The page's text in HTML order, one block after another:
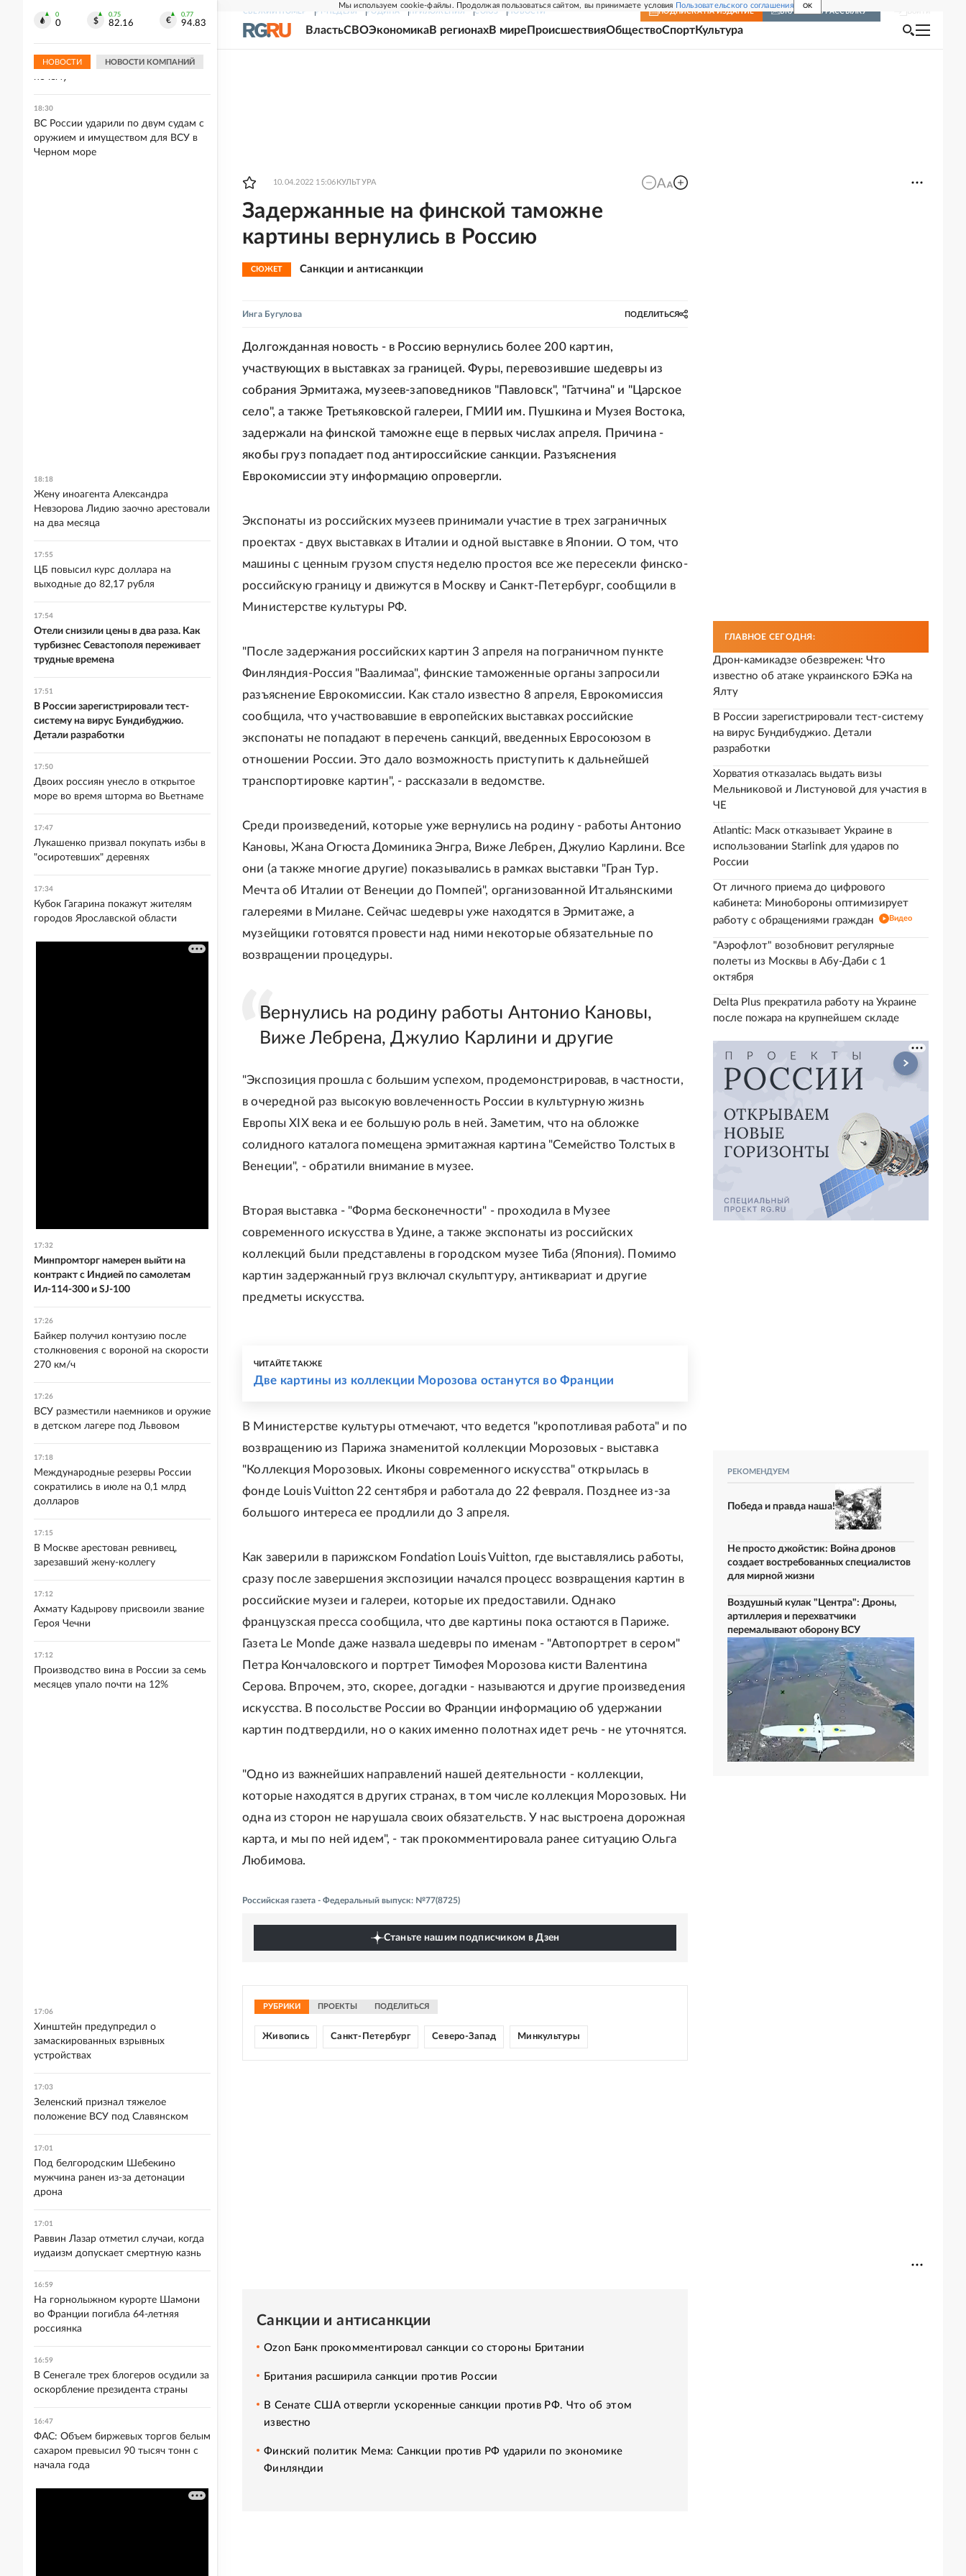
Мы используем cookie-файлы. Продолжая пользоваться сайтом, вы принимаете условия Пользовательского соглашения OK
СВЕЖИЙ НОМЕР РГ-НЕДЕЛЯ РОДИНА ПРИЛОЖЕНИЯ СОЮЗ НОВОСТИ ПОДПИСКА НА ИЗДАНИЕ ВКЛЮЧИТЬ РАССЫЛКУ
ВластьСВОЭкономикаВ регионахВ мире ПроисшествияОбществоСпортКультура
10.04.2022 15:06 КУЛЬТУРА
Задержанные на финской таможне
картины вернулись в Россию
СЮЖЕТ Санкции и антисанкции
Инга Бугулова ПОДЕЛИТЬСЯ
Долгожданная новость - в Россию вернулись более 200 картин,
участвующих в выставках за границей. Фуры, перевозившие шедевры из
собрания Эрмитажа, музеев-заповедников "Павловск", "Гатчина" и "Царское
село", а также Третьяковской галереи, ГМИИ им. Пушкина и Музея Востока,
задержали на финской таможне еще в первых числах апреля. Причина -
якобы груз попадает под антироссийские санкции. Разъяснения
Еврокомиссии эту информацию опровергли.
Экспонаты из российских музеев принимали участие в трех заграничных
проектах - двух выставках в Италии и одной выставке в Японии. О том, что
машины с ценным грузом спустя неделю простоя все же пересекли финско-
российскую границу и движутся в Москву и Санкт-Петербург, сообщили в
Министерстве культуры РФ.
"После задержания российских картин 3 апреля на пограничном пункте
Финляндия-Россия "Ваалимаа", финские таможенные органы запросили
разъяснение Еврокомиссии. Как стало известно 8 апреля, Еврокомиссия
сообщила, что участвовавшие в европейских выставках российские
экспонаты не попадают в перечень санкций, введенных Евросоюзом в
отношении России. Это дало возможность приступить к дальнейшей
транспортировке картин", - рассказали в ведомстве.
Среди произведений, которые уже вернулись на родину - работы Антонио
Кановы, Жана Огюста Доминика Энгра, Виже Лебрен, Джулио Карлини. Все
они (а также многие другие) показывались в рамках выставки "Гран Тур.
Мечта об Италии от Венеции до Помпей", организованной Итальянскими
галереями в Милане. Сейчас шедевры уже находятся в Эрмитаже, а
музейщики готовятся провести над ними некоторые обязательные по
возвращении процедуры.
Вернулись на родину работы Антонио Кановы,
Виже Лебрена, Джулио Карлини и другие
"Экспозиция прошла с большим успехом, продемонстрировав, в частности,
в очередной раз высокую вовлеченность России в культурную жизнь
Европы XIX века и ее большую роль в ней. Заметим, что на обложке
солидного каталога помещена эрмитажная картина "Семейство Толстых в
Венеции", - обратили внимание в музее.
Вторая выставка - "Форма бесконечности" - проходила в Музее
современного искусства в Удине, а также экспонаты из российских
коллекций были представлены в городском музее Тиба (Япония). Помимо
картин задержанный груз включал скульптуру, антиквариат и другие
предметы искусства.
ЧИТАЙТЕ ТАКЖЕ
Две картины из коллекции Морозова останутся во Франции
В Министерстве культуры отмечают, что ведется "кропотливая работа" и по
возвращению из Парижа знаменитой коллекции Морозовых - выставка
"Коллекция Морозовых. Иконы современного искусства" открылась в
фонде Louis Vuitton 22 сентября и работала до 22 февраля. Позднее из-за
большого интереса ее продлили до 3 апреля.
Как заверили в парижском Fondation Louis Vuitton, где выставлялись работы,
сразу после завершения экспозиции начался процесс возвращения картин в
российские музеи и галереи, которые их предоставили. Однако
французская пресса сообщила, что две картины пока остаются в Париже.
Газета Le Monde даже назвала шедевры по именам - "Автопортрет в сером"
Петра Кончаловского и портрет Тимофея Морозова кисти Валентина
Серова. Впрочем, это, скорее, догадки - называются и другие произведения
искусства. В посольстве России во Франции информацию об удержании
картин подтвердили, но о каких именно полотнах идет речь - не уточнятся.
"Одно из важнейших направлений нашей деятельности - коллекции,
которые находятся в других странах, в том числе коллекция Морозовых. Ни
одна из сторон не нарушала своих обязательств. У нас выстроена дорожная
карта, и мы по ней идем", - так прокомментировала ранее ситуацию Ольга
Любимова.
Российская газета - Федеральный выпуск: №77(8725)
Станьте нашим подписчиком в Дзен
РУБРИКИ ПРОЕКТЫ ПОДЕЛИТЬСЯ
Живопись Санкт-Петербург Северо-Запад Минкультуры
Санкции и антисанкции
Ozon Банк прокомментировал санкции со стороны Британии
Британия расширила санкции против России
В Сенате США отвергли ускоренные санкции против РФ. Что об этом
известно
Финский политик Мема: Санкции против РФ ударили по экономике
Финляндии
ГЛАВНОЕ СЕГОДНЯ:
Дрон-камикадзе обезврежен: Что
известно об атаке украинского БЭКа на
Ялту
В России зарегистрировали тест-систему
на вирус Бундибуджио. Детали
разработки
Хорватия отказалась выдать визы
Мельниковой и Листуновой для участия в
ЧЕ
Atlantic: Маск отказывает Украине в
использовании Starlink для ударов по
России
От личного приема до цифрового
кабинета: Минобороны оптимизирует
работу с обращениями граждан
Видео
"Аэрофлот" возобновит регулярные
полеты из Москвы в Абу-Даби с 1
октября
Delta Plus прекратила работу на Украине
после пожара на крупнейшем складе
РЕКОМЕНДУЕМ
Победа и правда наша!
Не просто джойстик: Война дронов
создает востребованных специалистов
для мирной жизни
Воздушный кулак "Центра": Дроны,
артиллерия и перехватчики
перемалывают оборону ВСУ
0
0
0.75
82.16
0.77
94.83
НОВОСТИ НОВОСТИ КОМПАНИЙ
соблюдать ряд условий. И вот
почему
18:30
ВС России ударили по двум судам с
оружием и имуществом для ВСУ в
Черном море
18:18
Жену иноагента Александра
Невзорова Лидию заочно арестовали
на два месяца
17:55
ЦБ повысил курс доллара на
выходные до 82,17 рубля
17:54
Отели снизили цены в два раза. Как
турбизнес Севастополя переживает
трудные времена
17:51
В России зарегистрировали тест-
систему на вирус Бундибуджио.
Детали разработки
17:50
Двоих россиян унесло в открытое
море во время шторма во Вьетнаме
17:47
Лукашенко призвал покупать избы в
"осиротевших" деревнях
17:34
Кубок Гагарина покажут жителям
городов Ярославской области
17:32
Минпромторг намерен выйти на
контракт с Индией по самолетам
Ил-114-300 и SJ-100
17:26
Байкер получил контузию после
столкновения с вороной на скорости
270 км/ч
17:26
ВСУ разместили наемников и оружие
в детском лагере под Львовом
17:18
Международные резервы России
сократились в июле на 0,1 млрд
долларов
17:15
В Москве арестован ревнивец,
зарезавший жену-коллегу
17:12
Ахмату Кадырову присвоили звание
Героя Чечни
17:12
Производство вина в России за семь
месяцев упало почти на 12%
17:06
Хинштейн предупредил о
замаскированных взрывных
устройствах
17:03
Зеленский признал тяжелое
положение ВСУ под Славянском
17:01
Под белгородским Шебекино
мужчина ранен из-за детонации
дрона
17:01
Раввин Лазар отметил случаи, когда
иудаизм допускает смертную казнь
16:59
На горнолыжном курорте Шамони
во Франции погибла 64-летняя
россиянка
16:59
В Сенегале трех блогеров осудили за
оскорбление президента страны
16:47
ФАС: Объем биржевых торгов белым
сахаром превысил 90 тысяч тонн с
начала года